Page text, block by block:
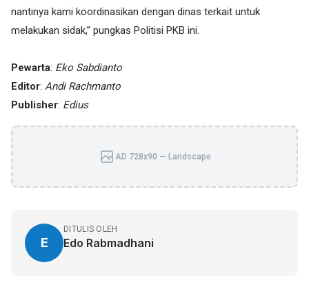
nantinya kami koordinasikan dengan dinas terkait untuk
melakukan sidak,” pungkas Politisi PKB ini.
Pewarta: Eko Sabdianto
Editor: Andi Rachmanto
Publisher: Edius
AD 728x90 — Landscape
E
DITULIS OLEH
Edo Rabmadhani